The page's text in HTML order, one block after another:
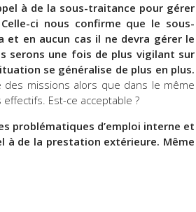
à de la sous-traitance pour gérer
ci nous confirme que le sous-
en aucun cas il ne devra gérer le
serons une fois de plus vigilant sur
se généralise de plus en plus.
missions alors que dans le même
Est-ce acceptable ?
problématiques d’emploi interne et
à de la prestation extérieure. Même